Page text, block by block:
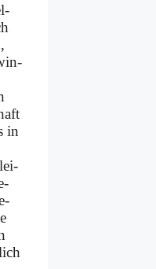
in